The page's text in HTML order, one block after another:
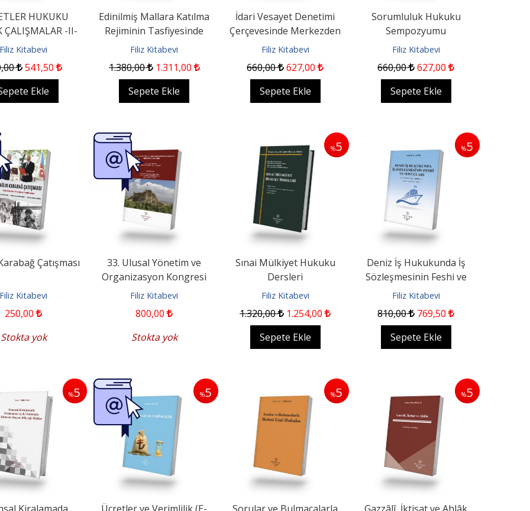
HUKUKU
ÇALIŞMALAR -II-
İkinci Baskı
Filiz Kitabevi
,00 541,50
Ekle
Edinilmiş Mallara Katılma
Rejiminin Tasfiyesinde
Taşınmazlar
Filiz Kitabevi
1.380,00 1.311,00
Sepete Ekle
İdari Vesayet Denetimi
Çerçevesinde Merkezden
ve Yerinden Yönetim:
Filiz Kitabevi
660,00 627,00
Sepete Ekle
Sorumluluk Hukuku
Sempozyumu
Filiz Kitabevi
660,00 627,00
Sepete Ekle
Çatışması
Filiz Kitabevi
250,00
Stokta yok
33. Ulusal Yönetim ve
Organizasyon Kongresi
Bildiriler Kitabı
Filiz Kitabevi
800,00
Stokta yok
%5
Sınai Mülkiyet Hukuku
Dersleri
Filiz Kitabevi
1.320,00 1.254,00
Sepete Ekle
%5
Deniz İş Hukukunda İş
Sözleşmesinin Feshi ve
Sonuçları
Filiz Kitabevi
810,00 769,50
Sepete Ekle
%5 %5 %5 %5